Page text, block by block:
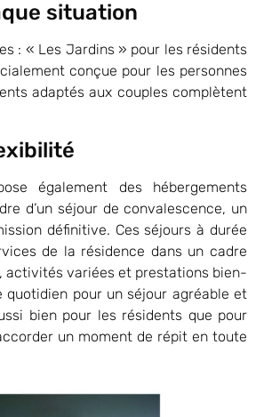
situation
: « Les Jardins » pour les résidents
conçue pour les personnes
adaptés aux couples complètent
également des hébergements
d’un séjour de convalescence, un
définitive. Ces séjours à durée
de la résidence dans un cadre
activités variées et prestations bien-
pour un séjour agréable et
bien pour les résidents que pour
un moment de répit en toute